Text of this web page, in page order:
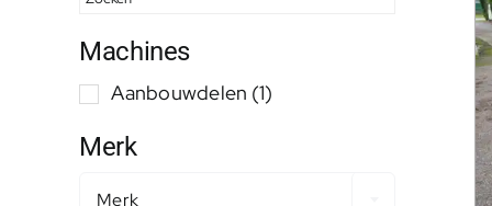
Machines
Aanbouwdelen (1)
Merk
Merk